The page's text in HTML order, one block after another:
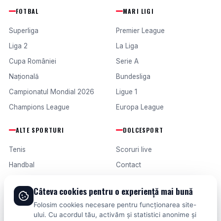
FOTBAL
Superliga
Liga 2
Cupa României
Națională
Campionatul Mondial 2026
Champions League
MARI LIGI
Premier League
La Liga
Serie A
Bundesliga
Ligue 1
Europa League
ALTE SPORTURI
Tenis
Handbal
Formula 1
Fotbal intern
DOLCESPORT
Scoruri live
Contact
Termeni și condiții
Câteva cookies pentru o experiență mai bună
Folosim cookies necesare pentru funcționarea site-
ului. Cu acordul tău, activăm și statistici anonime și